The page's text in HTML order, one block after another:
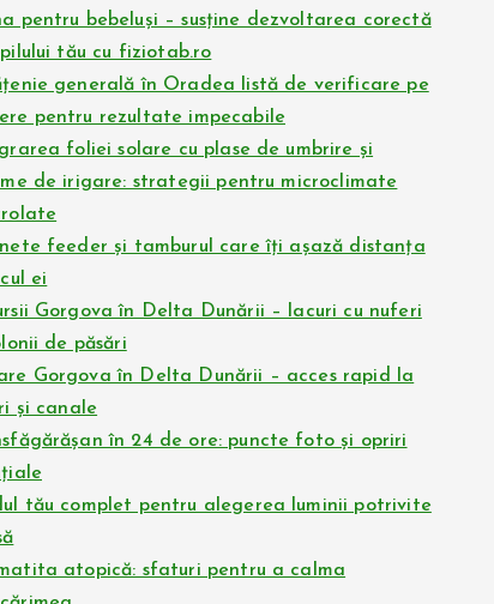
pentru bebeluși – susține dezvoltarea corectă
tău cu fiziotab.ro
generală în Oradea listă de verificare pe
pentru rezultate impecabile
foliei solare cu plase de umbrire și
de irigare: strategii pentru microclimate
feeder și tamburul care îți așază distanța
ei
Gorgova în Delta Dunării – lacuri cu nuferi
de păsări
Gorgova în Delta Dunării – acces rapid la
și canale
în 24 de ore: puncte foto și opriri
tău complet pentru alegerea luminii potrivite
atopică: sfaturi pentru a calma